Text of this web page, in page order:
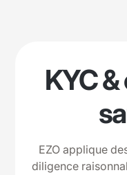
KYC
EZO applique
diligence